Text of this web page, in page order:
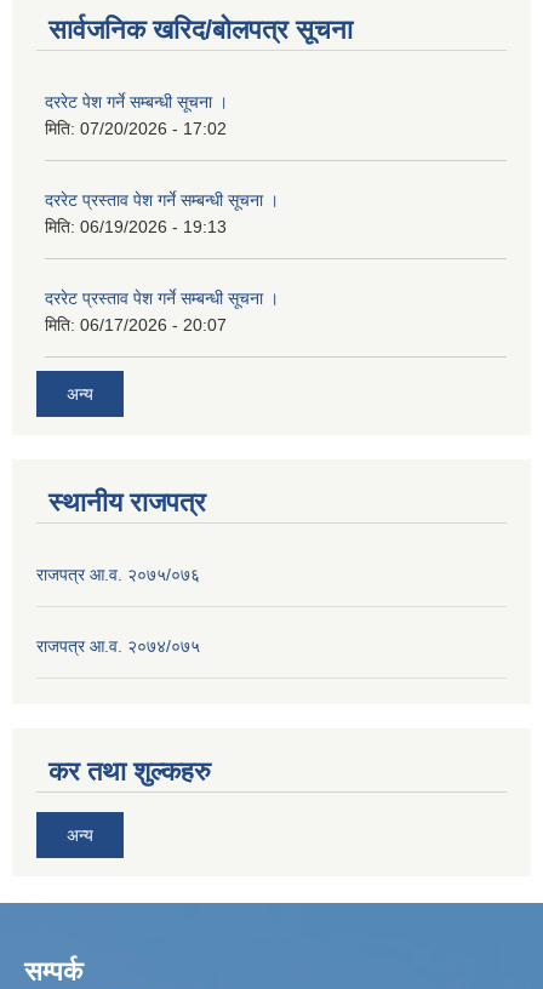
सार्वजनिक खरिद/बोलपत्र सूचना
दररेट पेश गर्ने सम्बन्धी सूचना ।
मिति: 07/20/2026 - 17:02
दररेट प्रस्ताव पेश गर्ने सम्बन्धी सूचना ।
मिति: 06/19/2026 - 19:13
दररेट प्रस्ताव पेश गर्ने सम्बन्धी सूचना ।
मिति: 06/17/2026 - 20:07
अन्य
स्थानीय राजपत्र
राजपत्र आ.व. २०७५/०७६
राजपत्र आ.व. २०७४/०७५
कर तथा शुल्कहरु
अन्य
सम्पर्क